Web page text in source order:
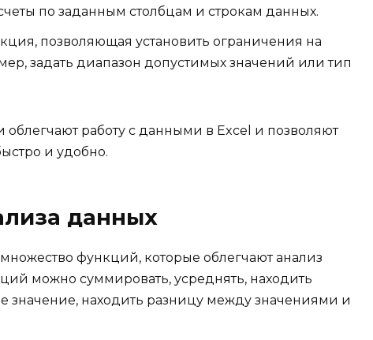
по заданным столбцам и строкам данных.
позволяющая установить ограничения на
задать диапазон допустимых значений или тип
работу с данными в Excel и позволяют
и удобно.
данных
функций, которые облегчают анализ
можно суммировать, усреднять, находить
находить разницу между значениями и